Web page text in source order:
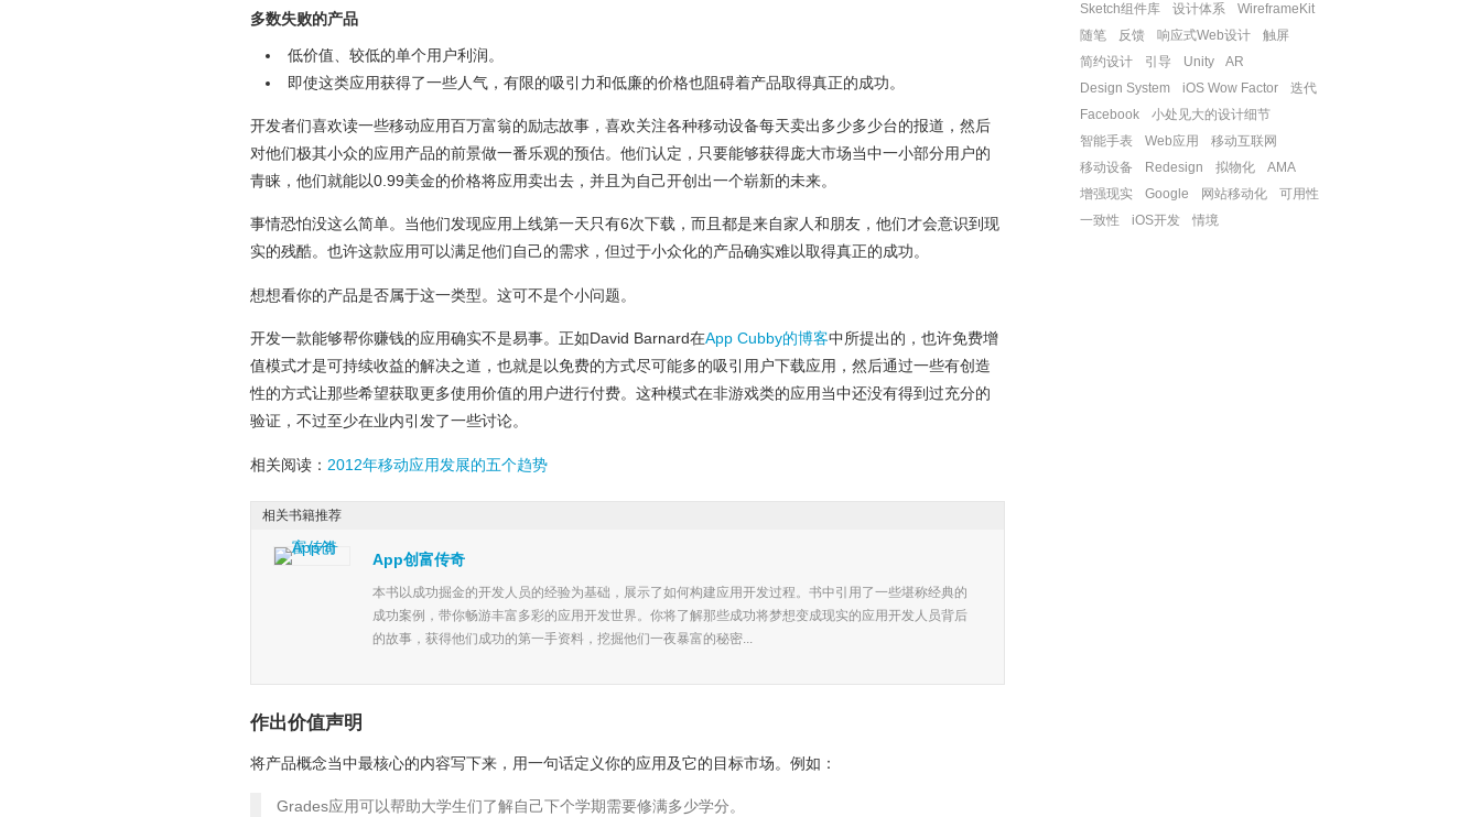
多数失败的产品
低价值、较低的单个用户利润。
即使这类应用获得了一些人气，有限的吸引力和低廉的价格也阻碍着产品取得真正的成功。
开发者们喜欢读一些移动应用百万富翁的励志故事，喜欢关注各种移动设备每天卖出多少多少台的报道，然后
对他们极其小众的应用产品的前景做一番乐观的预估。他们认定，只要能够获得庞大市场当中一小部分用户的
青睐，他们就能以0.99美金的价格将应用卖出去，并且为自己开创出一个崭新的未来。
事情恐怕没这么简单。当他们发现应用上线第一天只有6次下载，而且都是来自家人和朋友，他们才会意识到现
实的残酷。也许这款应用可以满足他们自己的需求，但过于小众化的产品确实难以取得真正的成功。
想想看你的产品是否属于这一类型。这可不是个小问题。
开发一款能够帮你赚钱的应用确实不是易事。正如David Barnard在App Cubby的博客中所提出的，也许免费增
值模式才是可持续收益的解决之道，也就是以免费的方式尽可能多的吸引用户下载应用，然后通过一些有创造
性的方式让那些希望获取更多使用价值的用户进行付费。这种模式在非游戏类的应用当中还没有得到过充分的
验证，不过至少在业内引发了一些讨论。
相关阅读： 2012年移动应用发展的五个趋势
App创富传奇
本书以成功掘金的开发人员的经验为基础，展示了如何构建应用开发过程。书中引用了一些堪称经典的
成功案例，带你畅游丰富多彩的应用开发世界。你将了解那些成功将梦想变成现实的应用开发人员背后
的故事，获得他们成功的第一手资料，挖掘他们一夜暴富的秘密...
相关书籍推荐
作出价值声明
将产品概念当中最核心的内容写下来，用一句话定义你的应用及它的目标市场。例如：
Grades应用可以帮助大学生们了解自己下个学期需要修满多少学分。
Sketch组件库
设计体系
WireframeKit
随笔
反馈 响应式Web设计
触屏
简约设计
引导 Unity
AR
Design System
iOS Wow Factor
迭代
Facebook
小处见大的设计细节
智能手表
Web应用
移动互联网
移动设备
Redesign 拟物化
AMA
增强现实
Google 网站移动化
可用性
一致性
iOS开发 情境